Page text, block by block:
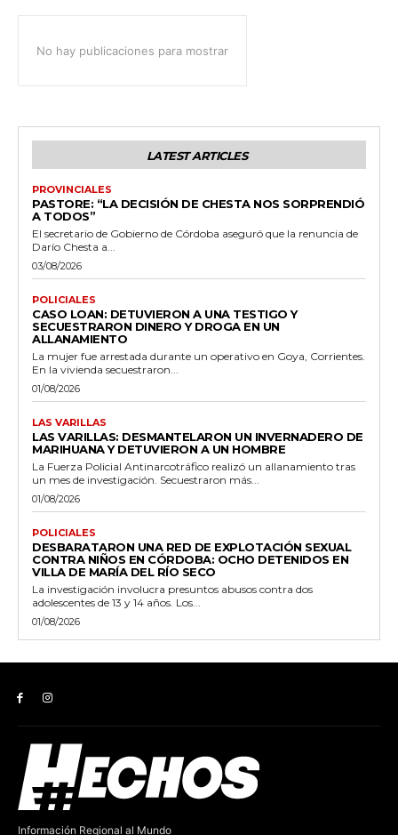
No hay publicaciones para mostrar
LATEST ARTICLES
PROVINCIALES
PASTORE: “LA DECISIÓN DE CHESTA NOS SORPRENDIÓ
A TODOS”
El secretario de Gobierno de Córdoba aseguró que la renuncia de
Darío Chesta a...
03/08/2026
POLICIALES
CASO LOAN: DETUVIERON A UNA TESTIGO Y
SECUESTRARON DINERO Y DROGA EN UN
ALLANAMIENTO
La mujer fue arrestada durante un operativo en Goya, Corrientes.
En la vivienda secuestraron...
01/08/2026
LAS VARILLAS
LAS VARILLAS: DESMANTELARON UN INVERNADERO DE
MARIHUANA Y DETUVIERON A UN HOMBRE
La Fuerza Policial Antinarcotráfico realizó un allanamiento tras
un mes de investigación. Secuestraron más...
01/08/2026
POLICIALES
DESBARATARON UNA RED DE EXPLOTACIÓN SEXUAL
CONTRA NIÑOS EN CÓRDOBA: OCHO DETENIDOS EN
VILLA DE MARÍA DEL RÍO SECO
La investigación involucra presuntos abusos contra dos
adolescentes de 13 y 14 años. Los...
01/08/2026
Información Regional al Mundo